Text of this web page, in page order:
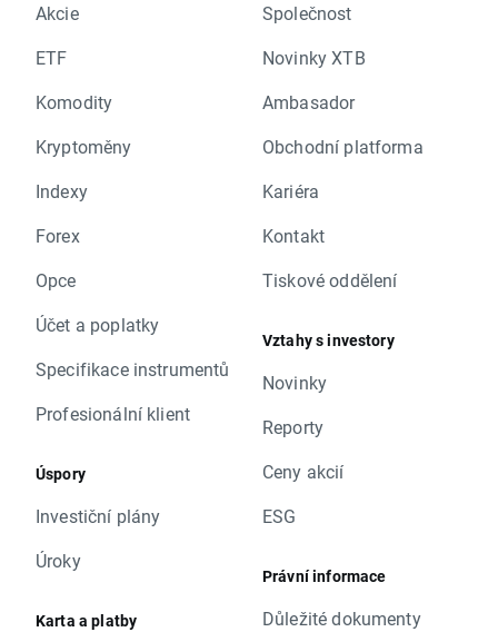
Akcie
ETF
Komodity
Kryptoměny
Indexy
Forex
Opce
Účet a poplatky
Specifikace instrumentů
Profesionální klient
Úspory
Investiční plány
Úroky
Karta a platby
Společnost
Novinky XTB
Ambasador
Obchodní platforma
Kariéra
Kontakt
Tiskové oddělení
Vztahy s investory
Novinky
Reporty
Ceny akcií
ESG
Právní informace
Důležité dokumenty